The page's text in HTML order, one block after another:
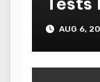
AUG 6,